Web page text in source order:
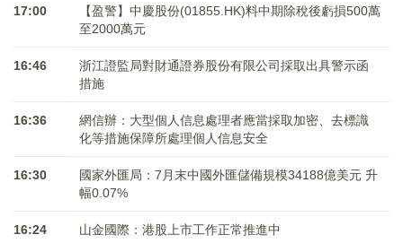
17:00
【盈警】中慶股份(01855.HK)料中期除稅後虧損500萬
至2000萬元
16:46
浙江證監局對財通證券股份有限公司採取出具警示函
措施
16:36
網信辦：大型個人信息處理者應當採取加密、去標識
化等措施保障所處理個人信息安全
16:30
國家外匯局：7月末中國外匯儲備規模34188億美元 升
幅0.07%
16:24 山金國際：港股上市工作正常推進中